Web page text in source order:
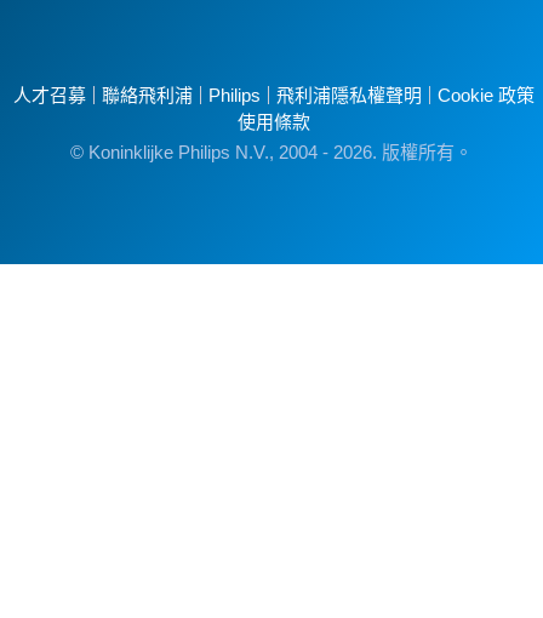
人才召募 聯絡飛利浦 Philips 飛利浦隱私權聲明
Cookie 政策
使用條款
© Koninklijke Philips N.V., 2004 - 2026. 版權所有。